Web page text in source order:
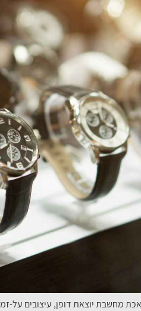
מחשבת יוצאת דופן, עיצובים על-